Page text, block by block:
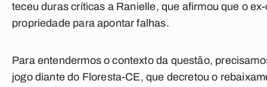
teceu duras críticas a Ranielle, que afirmou que o
propriedade para apontar falhas.
Para entendermos o contexto da questão,
jogo diante do Floresta-CE, que decretou o